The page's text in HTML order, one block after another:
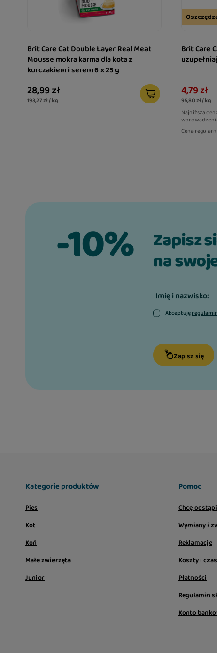
Tuńczyk to jeden z najchętniej wybieranych przez
codzienną aktywność zwierzęcia. Dodatkowo
wzbogacona o olej z tuńczyka, dostarczający
i wspierają utrzymanie miękkiej, lśniącej sierści.
Aksamitna konsystencja stworzona z myślą o
Linia Real Meat Mousse została opracowana dla
Koty często pobierają zbyt mało płynów, dlatego
pożywienia odgrywa istotną rolę w ich codziennej
Mousse Real Tuna zawiera aż 88% wilgotności,
zwiększyć ilość przyjmowanej wody. Regularne
tuńczyk stanowi główny składnik produktu, a
słonecznikowego i oleju z tuńczyka wzbogaca
odżywczą musu. Delikatna formuła została
konsystencji.
możliwie krótkim czasie. Dzięki praktycznym
podać kotu świeżą porcję za każdym razem.
Modyfikowana skrobia z tapioki
Brit Care Cat Double Layer Real Meat
Mousse mokra karma dla kota z
kurczakiem i serem 6 x 25 g
28,99 zł
193,27 zł / kg
Brit Care
4,79 zł
95,80 zł / kg
Najniższa
Cena
-10% Zapisz
na
Imię i nazwisko:
Akceptuję
Zapisz się
Kategorie produktów
Pies
Kot
Koń
Małe zwierzęta
Junior
Pomoc
Chcę
Wymiany i
Reklamacje
Koszty i
Płatności
Regulamin
Konto